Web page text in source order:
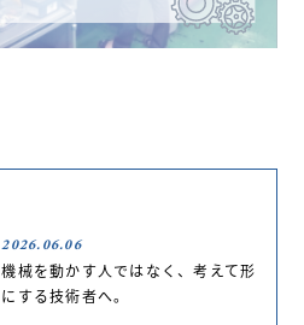
2026.06.06
機械を動かす人ではなく、考えて形
にする技術者へ。